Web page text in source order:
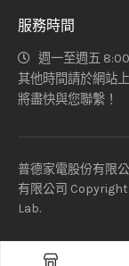
服務時間
週一至週五
其他時間請於網站
將盡快與您聯繫！
普德家電股份有限
有限公司
Lab.